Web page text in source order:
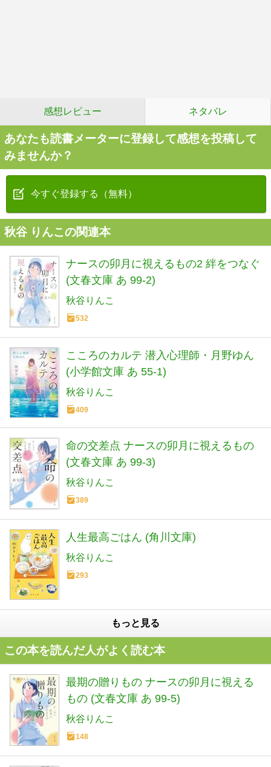
感想レビュー ネタバレ
あなたも読書メーターに登録して感想を投稿して
みませんか？
今すぐ登録する（無料）
秋谷 りんこの関連本
ナースの卯月に視えるもの2 絆をつなぐ
(文春文庫 あ 99-2)
秋谷りんこ
532
こころのカルテ 潜入心理師・月野ゆん
(小学館文庫 あ 55-1)
秋谷りんこ
409
命の交差点 ナースの卯月に視えるもの
(文春文庫 あ 99-3)
秋谷りんこ
389
人生最高ごはん (角川文庫)
秋谷りんこ
293
もっと見る
この本を読んだ人がよく読む本
最期の贈りもの ナースの卯月に視える
もの (文春文庫 あ 99-5)
秋谷りんこ
148